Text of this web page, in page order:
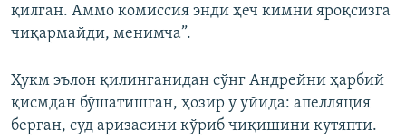
қилган. Аммо комиссия энди ҳеч кимни яроқсизга
чиқармайди, менимча”.
Ҳукм эълон қилинганидан сўнг Андрейни ҳарбий
қисмдан бўшатишган, ҳозир у уйида: апелляция
берган, суд аризасини кўриб чиқишини кутяпти.